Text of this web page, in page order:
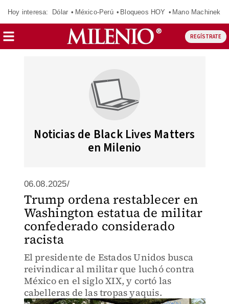
Hoy interesa: Dólar México-Perú Bloqueos HOY Mano Machinek
REGÍSTRATE
Noticias de Black Lives Matters
en Milenio
06.08.2025/
Trump ordena restablecer en
Washington estatua de militar
confederado considerado
racista
El presidente de Estados Unidos busca
reivindicar al militar que luchó contra
México en el siglo XIX, y cortó las
cabelleras de las tropas yaquis.